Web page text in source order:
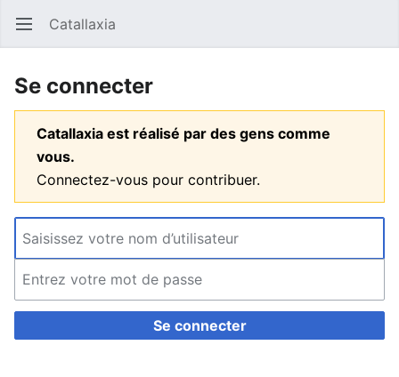
Ouvrir le menu principal Catallaxia
Se connecter
Catallaxia est réalisé par des gens comme
vous.
Connectez-vous pour contribuer.
Se connecter